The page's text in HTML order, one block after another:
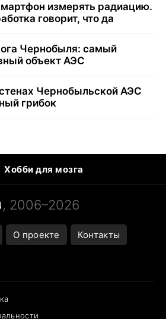
измерять радиацию.
говорит, что да
Чернобыля: самый
объект АЭС
Чернобыльской АЭС
грибок
Хобби для мозга
в океанариуме
, 2006–2026
О проекте Контакты